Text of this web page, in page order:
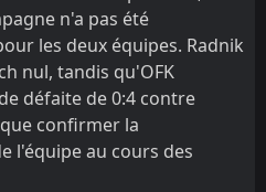
n'a pas été
les deux équipes. Radnik
nul, tandis qu'OFK
défaite de 0:4 contre
confirmer la
l'équipe au cours des